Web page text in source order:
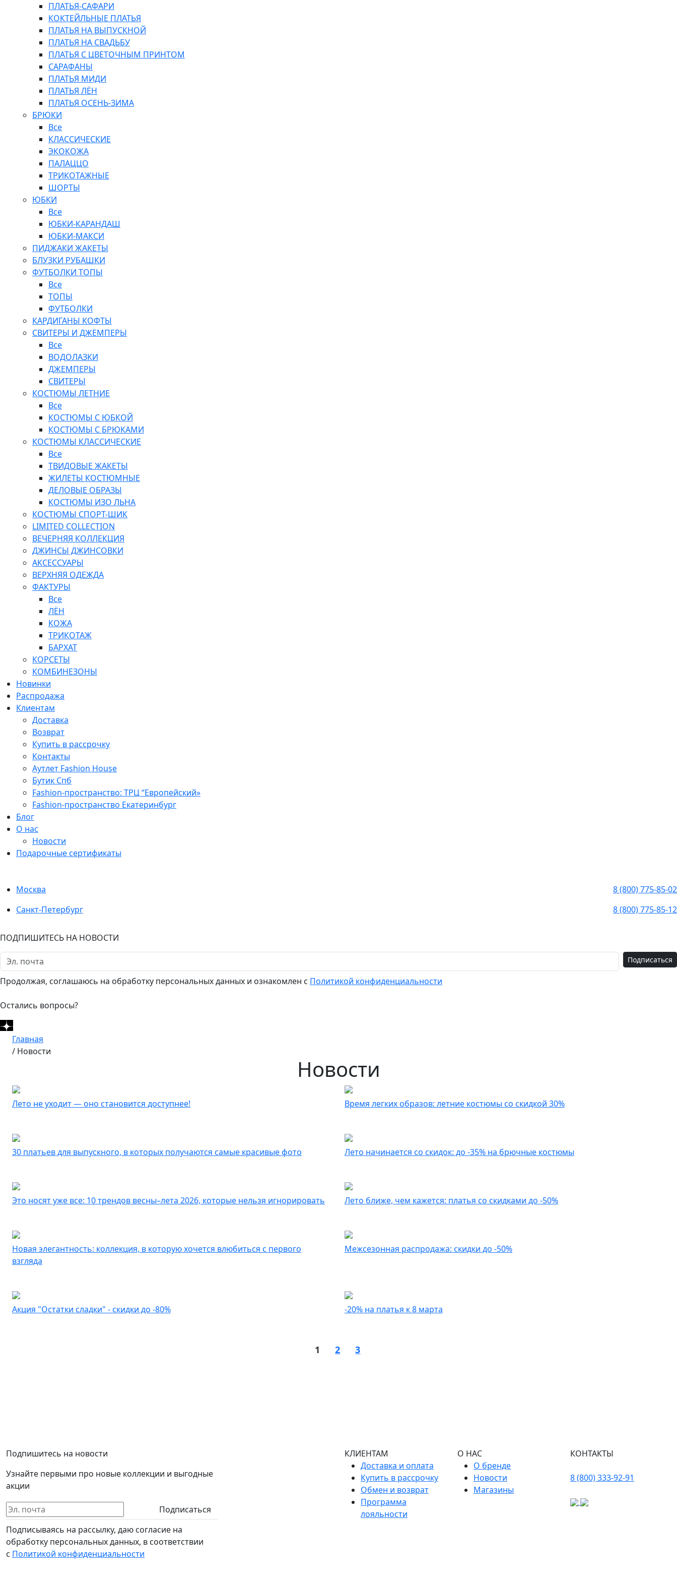
ПЛАТЬЯ-САФАРИ
КОКТЕЙЛЬНЫЕ ПЛАТЬЯ
ПЛАТЬЯ НА ВЫПУСКНОЙ
ПЛАТЬЯ НА СВАДЬБУ
ПЛАТЬЯ С ЦВЕТОЧНЫМ ПРИНТОМ
САРАФАНЫ
ПЛАТЬЯ МИДИ
ПЛАТЬЯ ЛЁН
ПЛАТЬЯ ОСЕНЬ-ЗИМА
БРЮКИ
Все
КЛАССИЧЕСКИЕ
ЭКОКОЖА
ПАЛАЦЦО
ТРИКОТАЖНЫЕ
ШОРТЫ
ЮБКИ
Все
ЮБКИ-КАРАНДАШ
ЮБКИ-МАКСИ
ПИДЖАКИ ЖАКЕТЫ
БЛУЗКИ РУБАШКИ
ФУТБОЛКИ ТОПЫ
Все
ТОПЫ
ФУТБОЛКИ
КАРДИГАНЫ КОФТЫ
СВИТЕРЫ И ДЖЕМПЕРЫ
Все
ВОДОЛАЗКИ
ДЖЕМПЕРЫ
СВИТЕРЫ
КОСТЮМЫ ЛЕТНИЕ
Все
КОСТЮМЫ С ЮБКОЙ
КОСТЮМЫ С БРЮКАМИ
КОСТЮМЫ КЛАССИЧЕСКИЕ
Все
ТВИДОВЫЕ ЖАКЕТЫ
ЖИЛЕТЫ КОСТЮМНЫЕ
ДЕЛОВЫЕ ОБРАЗЫ
КОСТЮМЫ ИЗО ЛЬНА
КОСТЮМЫ СПОРТ-ШИК
LIMITED COLLECTION
ВЕЧЕРНЯЯ КОЛЛЕКЦИЯ
ДЖИНСЫ ДЖИНСОВКИ
АКСЕССУАРЫ
ВЕРХНЯЯ ОДЕЖДА
ФАКТУРЫ
Все
ЛЁН
КОЖА
ТРИКОТАЖ
БАРХАТ
КОРСЕТЫ
КОМБИНЕЗОНЫ
Новинки
Распродажа
Клиентам
Доставка
Возврат
Купить в рассрочку
Контакты
Аутлет Fashion House
Бутик Спб
Fashion-пространство: ТРЦ “Европейский»
Fashion-пространство Екатеринбург
Блог
О нас
Новости
Подарочные сертификаты
Москва
8 (800) 775-85-02
Санкт-Петербург
8 (800) 775-85-12
ПОДПИШИТЕСЬ НА НОВОСТИ
Подписаться
Продолжая, соглашаюсь на обработку персональных данных и ознакомлен с Политикой конфиденциальности
Остались вопросы?
Главная
/ Новости
Новости
Лето не уходит — оно становится доступнее! Время легких образов: летние костюмы со скидкой 30%
30 платьев для выпускного, в которых получаются самые красивые фото Лето начинается со скидок: до -35% на брючные костюмы
Это носят уже все: 10 трендов весны–лета 2026, которые нельзя игнорировать Лето ближе, чем кажется: платья со скидками до -50%
Новая элегантность: коллекция, в которую хочется влюбиться с первого
взгляда
Межсезонная распродажа: скидки до -50%
Акция "Остатки сладки" - скидки до -80% -20% на платья к 8 марта
1 2 3
Подпишитесь на новости
Узнайте первыми про новые коллекции и выгодные
акции
Подписаться
Подписываясь на рассылку, даю согласие на
обработку персональных данных, в соответствии
с Политикой конфиденциальности
КЛИЕНТАМ
Доставка и оплата
Купить в рассрочку
Обмен и возврат
Программа
лояльности
О НАС
О бренде
Новости
Магазины
КОНТАКТЫ
8 (800) 333-92-91